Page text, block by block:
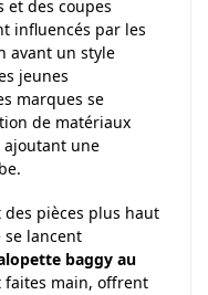
et des coupes
influencés par les
avant un style
jeunes
marques se
de matériaux
ajoutant une
pièces plus haut
se lancent
baggy au
faites main, offrent